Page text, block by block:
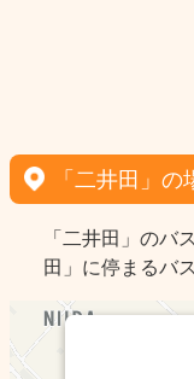
「二井田」
「二井田」のバ
田」に停まるバ